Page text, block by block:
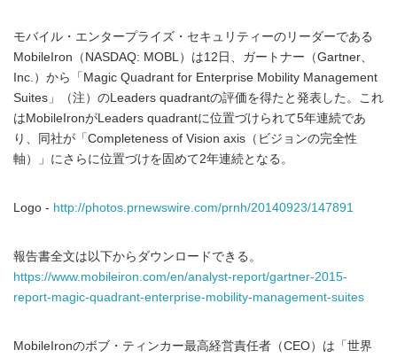
モバイル・エンタープライズ・セキュリティーのリーダーである
MobileIron（NASDAQ: MOBL）は12日、ガートナー（Gartner、
Inc.）から「Magic Quadrant for Enterprise Mobility Management
Suites」（注）のLeaders quadrantの評価を得たと発表した。これ
はMobileIronがLeaders quadrantに位置づけられて5年連続であ
り、同社が「Completeness of Vision axis（ビジョンの完全性
軸）」にさらに位置づけを固めて2年連続となる。
Logo - http://photos.prnewswire.com/prnh/20140923/147891
報告書全文は以下からダウンロードできる。
https://www.mobileiron.com/en/analyst-report/gartner-2015-
report-magic-quadrant-enterprise-mobility-management-suites
MobileIronのボブ・ティンカー最高経営責任者（CEO）は「世界